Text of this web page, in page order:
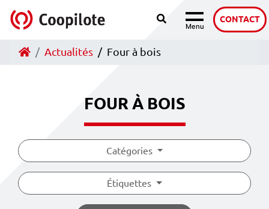
Accéder au contenu Recherche
MenuNavigation
CONTACT
AccueilActualités Four à bois
FOUR À BOIS
Catégories
Étiquettes